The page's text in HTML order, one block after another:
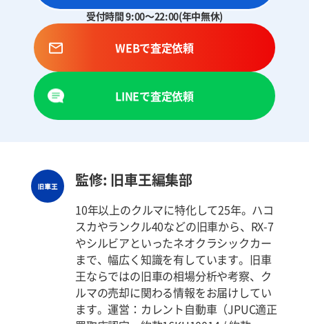
受付時間 9:00～22:00(年中無休)
WEBで査定依頼
LINEで査定依頼
監修: 旧車王編集部
10年以上のクルマに特化して25年。ハコ
スカやランクル40などの旧車から、RX-7
やシルビアといったネオクラシックカー
まで、幅広く知識を有しています。旧車
王ならではの旧車の相場分析や考察、ク
ルマの売却に関わる情報をお届けしてい
ます。運営：カレント自動車（JPUC適正